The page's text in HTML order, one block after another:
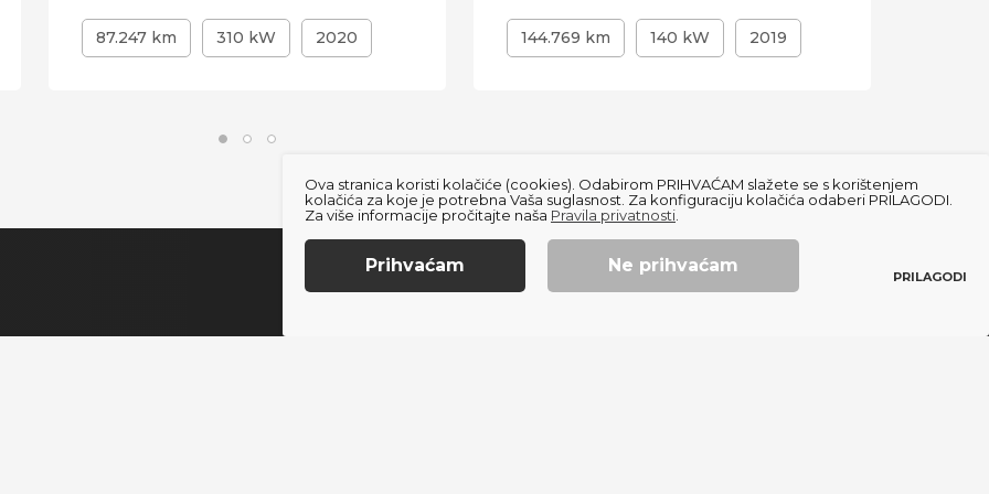
87.247 km 310 kW 2020 144.769 km 140 kW 2019
Ova stranica koristi kolačiće (cookies). Odabirom PRIHVAĆAM slažete se s korištenjem
kolačića za koje je potrebna Vaša suglasnost. Za konfiguraciju kolačića odaberi PRILAGODI.
Za više informacije pročitajte naša Pravila privatnosti
PRILAGODI
Ne prihvaćam
Prihvaćam